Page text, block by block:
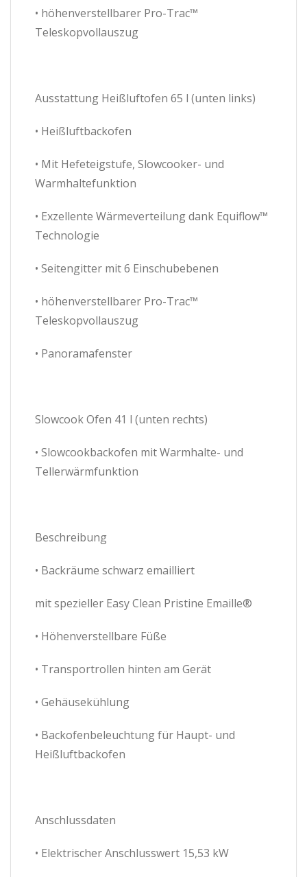
• höhenverstellbarer Pro-Trac™
Teleskopvollauszug
Ausstattung Heißluftofen 65 l (unten links)
• Heißluftbackofen
• Mit Hefeteigstufe, Slowcooker- und
Warmhaltefunktion
• Exzellente Wärmeverteilung dank Equiflow™
Technologie
• Seitengitter mit 6 Einschubebenen
• höhenverstellbarer Pro-Trac™
Teleskopvollauszug
• Panoramafenster
Slowcook Ofen 41 l (unten rechts)
• Slowcookbackofen mit Warmhalte- und
Tellerwärmfunktion
Beschreibung
• Backräume schwarz emailliert
mit spezieller Easy Clean Pristine Emaille®
• Höhenverstellbare Füße
• Transportrollen hinten am Gerät
• Gehäusekühlung
• Backofenbeleuchtung für Haupt- und
Heißluftbackofen
Anschlussdaten
• Elektrischer Anschlusswert 15,53 kW